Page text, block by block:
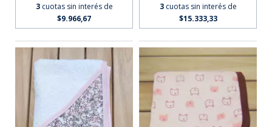
3 cuotas sin interés de
$9.966,67
3 cuotas sin interés de
$15.333,33